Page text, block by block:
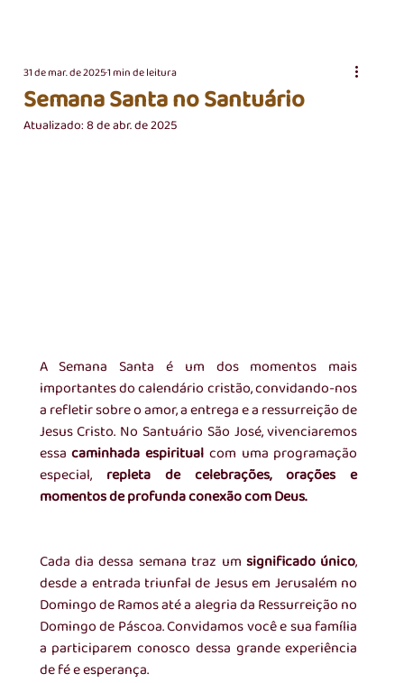
Semana Santa no Santuário
31 de mar. de 20251 min de leitura
Atualizado:8 de abr. de 2025
A Semana Santa é um dos momentos mais
importantes do calendário cristão, convidando-nos
a refletir sobre o amor, a entrega e a ressurreição de
Jesus Cristo. No Santuário São José, vivenciaremos
essa caminhada espiritual com uma programação
especial, repleta de celebrações, orações e
momentos de profunda conexão com Deus.
Cada dia dessa semana traz um significado único,
desde a entrada triunfal de Jesus em Jerusalém no
Domingo de Ramos até a alegria da Ressurreição no
Domingo de Páscoa. Convidamos você e sua família
a participarem conosco dessa grande experiência
de fé e esperança.